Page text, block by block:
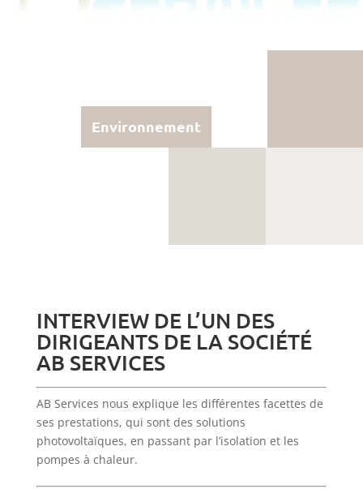
Environnement
INTERVIEW DE L’UN DES
DIRIGEANTS DE LA SOCIÉTÉ
AB SERVICES
AB Services nous explique les différentes facettes de
ses prestations, qui sont des solutions
photovoltaïques, en passant par l’isolation et les
pompes à chaleur.